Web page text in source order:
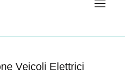
Veicoli Elettrici